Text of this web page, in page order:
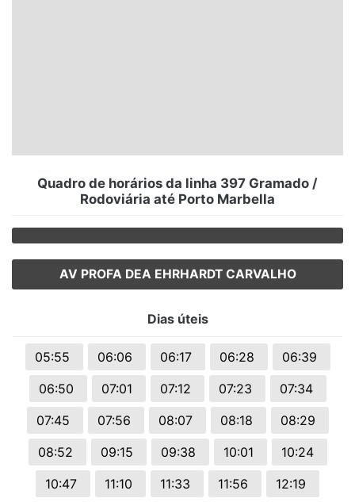
Quadro de horários da linha 397 Gramado /
Rodoviária até Porto Marbella
AV PROFA DEA EHRHARDT CARVALHO
Dias úteis
05:55 06:06 06:17 06:28
06:39
06:50
07:01 07:12 07:23
07:34
07:45
07:56 08:07 08:18
08:29
08:52
09:15 09:38 10:01
10:24
10:47
11:10 11:33 11:56
12:19